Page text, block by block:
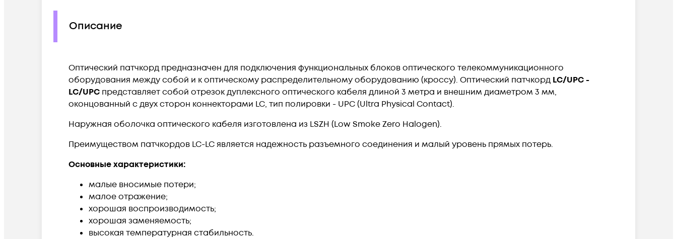
Описание
Оптический патчкорд предназначен для подключения функциональных блоков оптического телекоммуникационного
оборудования между собой и к оптическому распределительному оборудованию (кроссу). Оптический патчкорд LC/UPC -
LC/UPC представляет собой отрезок дуплексного оптического кабеля длиной 3 метра и внешним диаметром 3 мм,
оконцованный с двух сторон коннекторами LC, тип полировки - UPC (Ultra Physical Contact).
Наружная оболочка оптического кабеля изготовлена из LSZH (Low Smoke Zero Halogen).
Преимуществом патчкордов LC-LC является надежность разъемного соединения и малый уровень прямых потерь.
Основные характеристики:
малые вносимые потери;
малое отражение;
хорошая воспроизводимость;
хорошая заменяемость;
высокая температурная стабильность.